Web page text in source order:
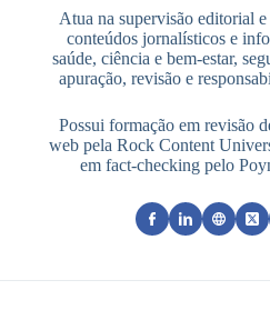
Atua na supervisão editorial
conteúdos jornalísticos e
saúde, ciência e bem-estar,
apuração, revisão e
Possui formação em revisão
web pela Rock Content
em fact-checking pelo